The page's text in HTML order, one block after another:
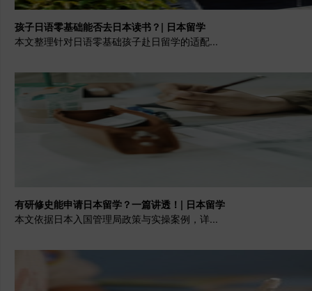
孩子日语零基础能否去日本读书？| 日本留学
本文整理针对日语零基础孩子赴日留学的适配...
有研修史能申请日本留学？一篇讲透！| 日本留学
本文依据日本入国管理局政策与实操案例，详...